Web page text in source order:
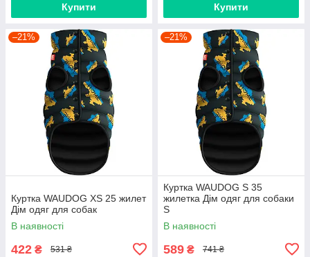
Купити Купити
–21%
Куртка WAUDOG XS 25 жилет
Дім одяг для собак
В наявності
422 ₴ 531 ₴
–21%
Куртка WAUDOG S 35
жилетка Дім одяг для собаки
S
В наявності
589 ₴ 741 ₴